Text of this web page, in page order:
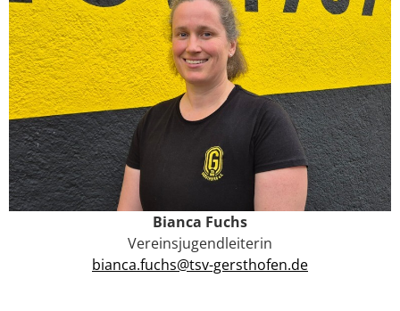
Bianca Fuchs
Vereinsjugendleiterin
bianca.fuchs@tsv-gersthofen.de